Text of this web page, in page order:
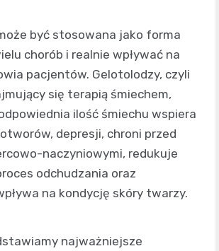
być stosowana jako forma
chorób i realnie wpływać na
pacjentów. Gelotolodzy, czyli
się terapią śmiechem,
ilość śmiechu wspiera
depresji, chroni przed
naczyniowymi, redukuje
odchudzania oraz
na kondycję skóry twarzy.
najważniejsze